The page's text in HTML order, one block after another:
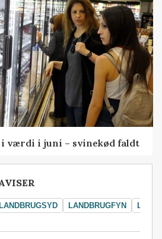
i værdi i juni – svinekød faldt
LANDBRUGSYD LANDBRUGFYN